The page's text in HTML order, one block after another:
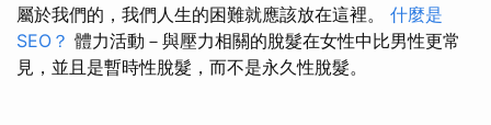
屬於我們的，我們人生的困難就應該放在這裡。 什麼是
SEO？ 體力活動－與壓力相關的脫髮在女性中比男性更常
見，並且是暫時性脫髮，而不是永久性脫髮。